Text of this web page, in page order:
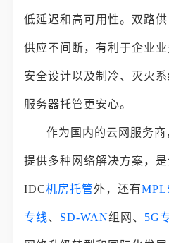
低延迟和高可用性。双路
供应不间断，有利于企业
安全设计以及制冷、灭火
服务器托管更安心。
作为国内的云网服务
提供多种网络解决方案，
IDC机房托管外，还有
专线、 SD-WAN组网、 5G